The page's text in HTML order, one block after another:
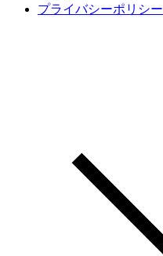
プライバシーポリシー